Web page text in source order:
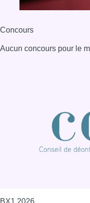
Concours
Aucun concours pour le
BX1 2026